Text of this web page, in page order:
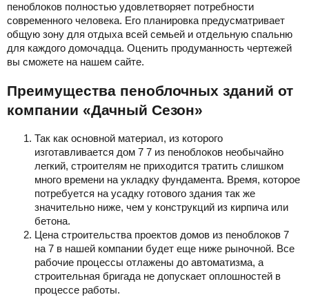
пеноблоков полностью удовлетворяет потребности
современного человека. Его планировка предусматривает
общую зону для отдыха всей семьей и отдельную спальню
для каждого домочадца. Оценить продуманность чертежей
вы сможете на нашем сайте.
Преимущества пеноблочных зданий от
компании «Дачный Сезон»
Так как основной материал, из которого
изготавливается дом 7 7 из пеноблоков необычайно
легкий, строителям не приходится тратить слишком
много времени на укладку фундамента. Время, которое
потребуется на усадку готового здания так же
значительно ниже, чем у конструкций из кирпича или
бетона.
Цена строительства проектов домов из пеноблоков 7
на 7 в нашей компании будет еще ниже рыночной. Все
рабочие процессы отлажены до автоматизма, а
строительная бригада не допускает оплошностей в
процессе работы.